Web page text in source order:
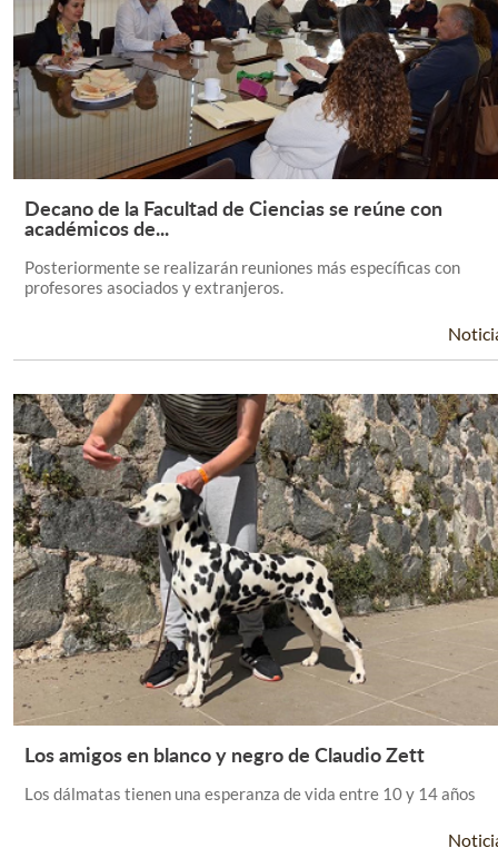
Leer Más +
Decano de la Facultad de Ciencias se reúne con
académicos de...
Posteriormente se realizarán reuniones más específicas con
profesores asociados y extranjeros.
Leer Más +
Los amigos en blanco y negro de Claudio Zett
Los dálmatas tienen una esperanza de vida entre 10 y 14 años